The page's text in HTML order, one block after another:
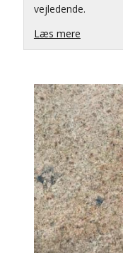
vejledende.
Læs mere